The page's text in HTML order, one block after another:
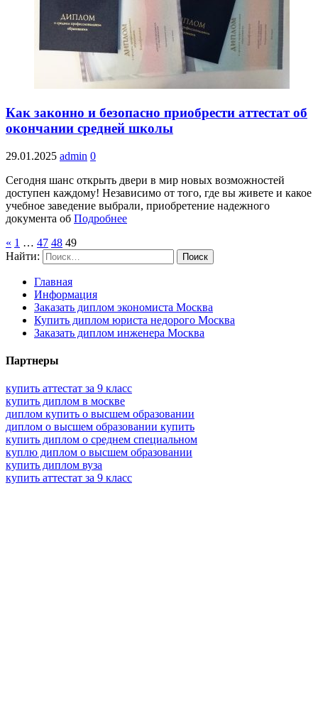
Как законно и безопасно приобрести аттестат об
окончании средней школы
29.01.2025 admin 0
Сегодня шанс открыть двери в мир новых возможностей
доступен каждому! Независимо от того, где вы живете и какое
учебное заведение выбрали, приобретение надежного
документа об Подробнее
« 1 … 47 48 49
Найти:
Главная
Информация
Заказать диплом экономиста Москва
Купить диплом юриста недорого Москва
Заказать диплом инженера Москва
Партнеры
купить аттестат за 9 класс
купить диплом в москве
диплом купить о высшем образовании
диплом о высшем образовании купить
купить диплом о среднем специальном
куплю диплом о высшем образовании
купить диплом вуза
купить аттестат за 9 класс